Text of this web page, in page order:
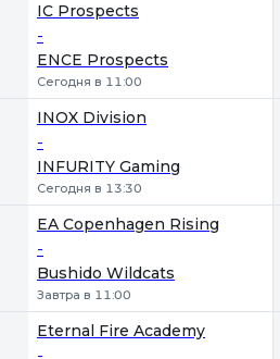
IC Prospects
-
ENCE Prospects
Сегодня в 11:00
INOX Division
-
INFURITY Gaming
Сегодня в 13:30
EA Copenhagen Rising
-
Bushido Wildcats
Завтра в 11:00
Eternal Fire Academy